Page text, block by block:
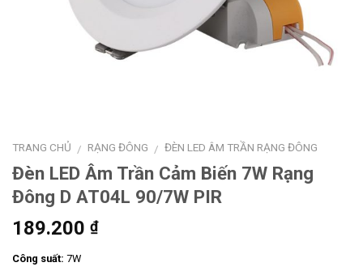
TRANG CHỦ / RẠNG ĐÔNG / ĐÈN LED ÂM TRẦN RẠNG ĐÔNG
Đèn LED Âm Trần Cảm Biến 7W Rạng
Đông D AT04L 90/7W PIR
189.200 ₫
Công suất: 7W